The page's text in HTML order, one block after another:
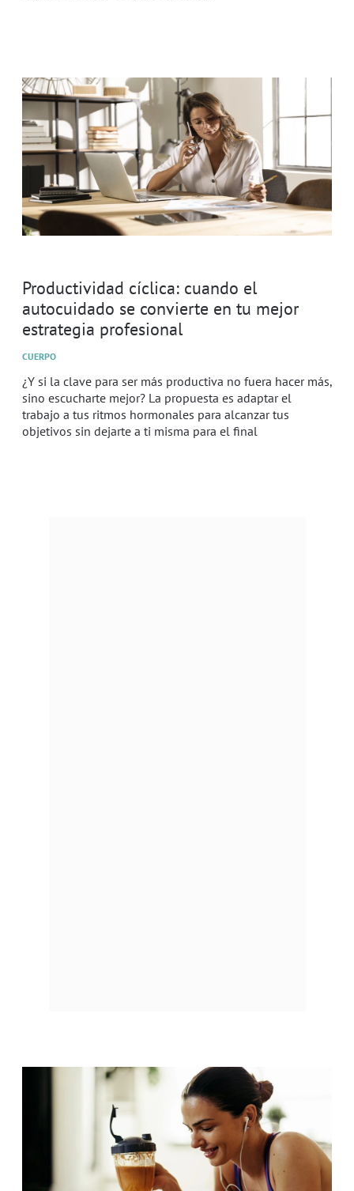
Productividad cíclica: cuando el
autocuidado se convierte en tu mejor
estrategia profesional
CUERPO
¿Y si la clave para ser más productiva no fuera hacer más,
sino escucharte mejor? La propuesta es adaptar el
trabajo a tus ritmos hormonales para alcanzar tus
objetivos sin dejarte a ti misma para el final